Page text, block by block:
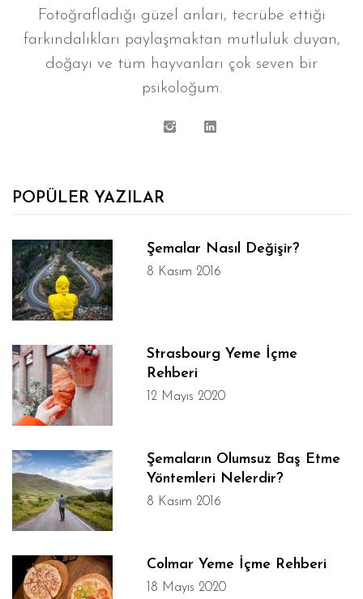
Fotoğrafladığı güzel anları, tecrübe ettiği
farkındalıkları paylaşmaktan mutluluk duyan,
doğayı ve tüm hayvanları çok seven bir
psikoloğum.
POPÜLER YAZILAR
Şemalar Nasıl Değişir?
8 Kasım 2016
Strasbourg Yeme İçme
Rehberi
12 Mayıs 2020
Şemaların Olumsuz Baş Etme
Yöntemleri Nelerdir?
8 Kasım 2016
Colmar Yeme İçme Rehberi
18 Mayıs 2020